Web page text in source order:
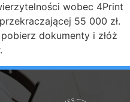
wobec 4Print
55 000 zł.
dokumenty i złóż